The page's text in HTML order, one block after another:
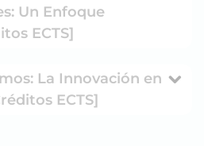
Un Enfoque
ECTS]
La Innovación en
ECTS]